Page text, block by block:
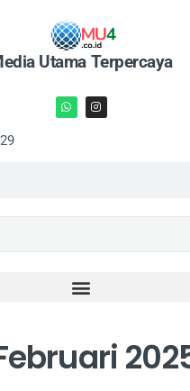
Utama Terpercaya